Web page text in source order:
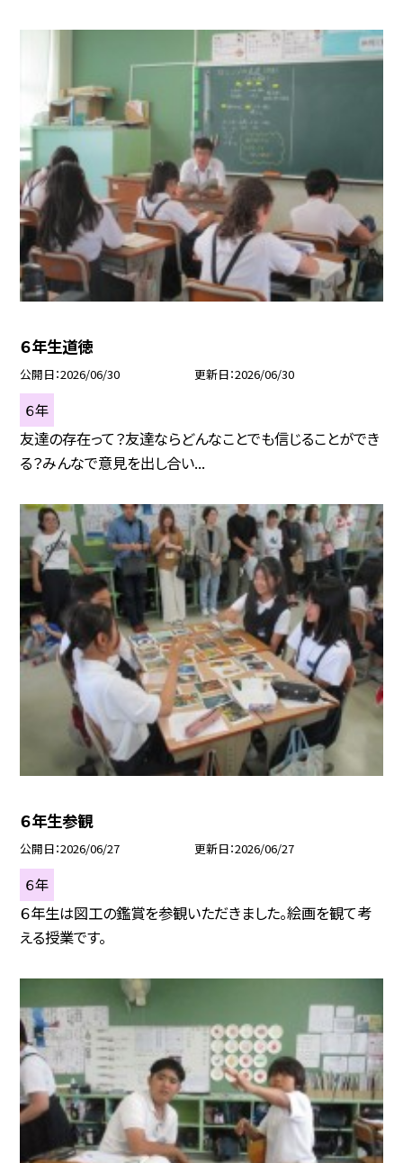
６年生道徳
公開日 2026/06/30 更新日 2026/06/30
６年
友達の存在って？友達ならどんなことでも信じることができ
る？みんなで意見を出し合い...
６年生参観
公開日 2026/06/27 更新日 2026/06/27
６年
６年生は図工の鑑賞を参観いただきました。絵画を観て考
える授業です。